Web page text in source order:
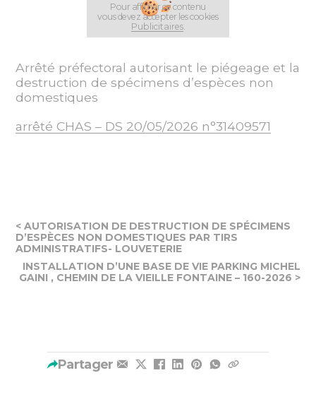
Pour afficher ce contenu
vous devez accepter les cookies
Publicitaires.
Arrêté préfectoral autorisant le piégeage et la
destruction de spécimens d’espèces non
domestiques
arrêté CHAS – DS 20/05/2026 n°31409571
< AUTORISATION DE DESTRUCTION DE SPÉCIMENS
D’ESPÈCES NON DOMESTIQUES PAR TIRS
ADMINISTRATIFS- LOUVETERIE
INSTALLATION D’UNE BASE DE VIE PARKING MICHEL
GAINI , CHEMIN DE LA VIEILLE FONTAINE – 160-2026 >
Partager